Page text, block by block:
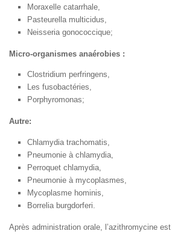
Moraxelle catarrhale,
Pasteurella multicidus,
Neisseria gonococcique;
Micro-organismes anaérobies :
Clostridium perfringens,
Les fusobactéries,
Porphyromonas;
Autre:
Chlamydia trachomatis,
Pneumonie à chlamydia,
Perroquet chlamydia,
Pneumonie à mycoplasmes,
Mycoplasme hominis,
Borrelia burgdorferi.
Après administration orale, l’azithromycine